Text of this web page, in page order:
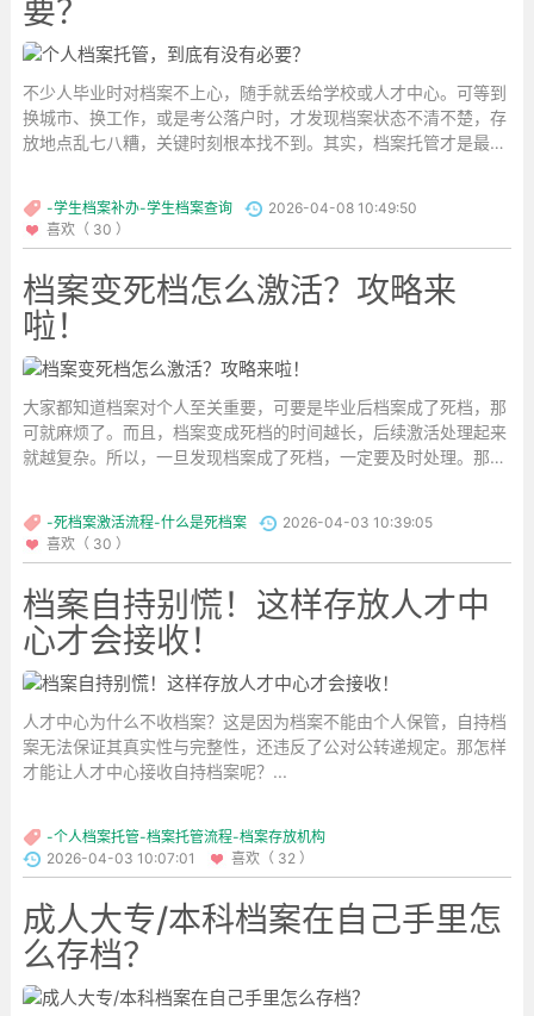
要？
不少人毕业时对档案不上心，随手就丢给学校或人才中心。可等到
换城市、换工作，或是考公落户时，才发现档案状态不清不楚，存
放地点乱七八糟，关键时刻根本找不到。其实，档案托管才是最稳
-学生档案补办-学生档案查询
2026-04-08 10:49:50
喜欢（ 30 ）
档案变死档怎么激活？攻略来
啦！
大家都知道档案对个人至关重要，可要是毕业后档案成了死档，那
可就麻烦了。而且，档案变成死档的时间越长，后续激活处理起来
就越复杂。所以，一旦发现档案成了死档，一定要及时处理。那毕
-死档案激活流程-什么是死档案
2026-04-03 10:39:05
喜欢（ 30 ）
档案自持别慌！这样存放人才中
心才会接收！
人才中心为什么不收档案？这是因为档案不能由个人保管，自持档
案无法保证其真实性与完整性，还违反了公对公转递规定。那怎样
才能让人才中心接收自持档案呢？...
-个人档案托管-档案托管流程-档案存放机构
2026-04-03 10:07:01
喜欢（ 32 ）
成人大专/本科档案在自己手里怎
么存档？